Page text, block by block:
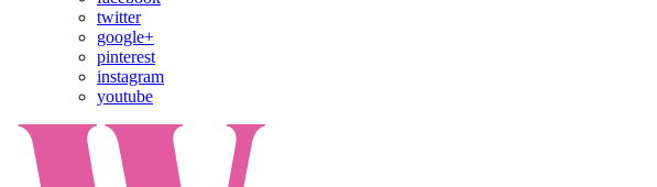
twitter
google+
pinterest
instagram
youtube